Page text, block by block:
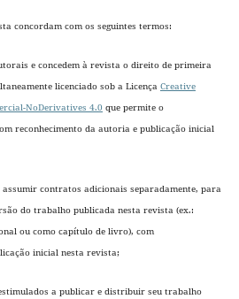
concordam com os seguintes termos:
e concedem à revista o direito de primeira
licenciado sob a Licença Creative
NoDerivatives 4.0 que permite o
reconhecimento da autoria e publicação inicial
contratos adicionais separadamente, para
do trabalho publicada nesta revista (ex.:
ou como capítulo de livro), com
inicial nesta revista;
a publicar e distribuir seu trabalho